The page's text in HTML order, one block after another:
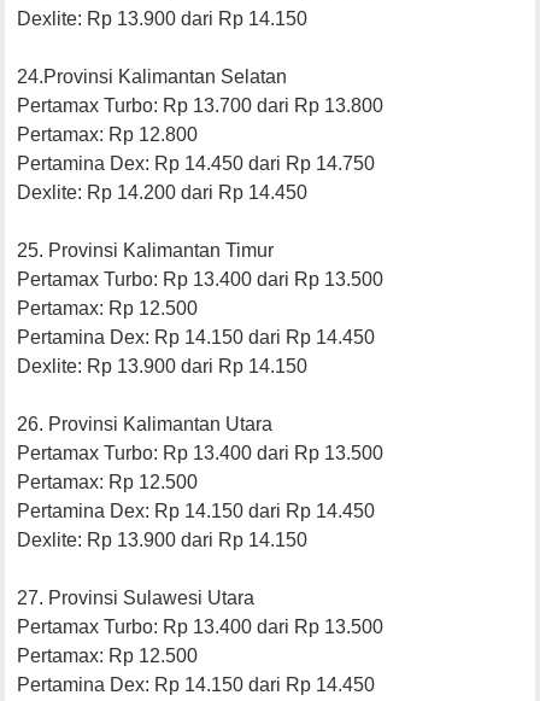
Dexlite: Rp 13.900 dari Rp 14.150
24.Provinsi Kalimantan Selatan
Pertamax Turbo: Rp 13.700 dari Rp 13.800
Pertamax: Rp 12.800
Pertamina Dex: Rp 14.450 dari Rp 14.750
Dexlite: Rp 14.200 dari Rp 14.450
25. Provinsi Kalimantan Timur
Pertamax Turbo: Rp 13.400 dari Rp 13.500
Pertamax: Rp 12.500
Pertamina Dex: Rp 14.150 dari Rp 14.450
Dexlite: Rp 13.900 dari Rp 14.150
26. Provinsi Kalimantan Utara
Pertamax Turbo: Rp 13.400 dari Rp 13.500
Pertamax: Rp 12.500
Pertamina Dex: Rp 14.150 dari Rp 14.450
Dexlite: Rp 13.900 dari Rp 14.150
27. Provinsi Sulawesi Utara
Pertamax Turbo: Rp 13.400 dari Rp 13.500
Pertamax: Rp 12.500
Pertamina Dex: Rp 14.150 dari Rp 14.450